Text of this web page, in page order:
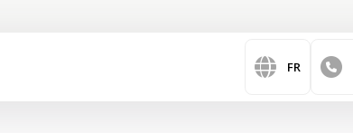
FR